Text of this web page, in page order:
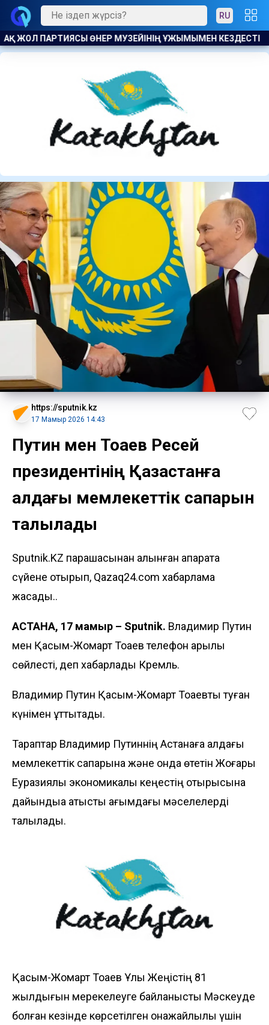
RU
ТҮРКИЯ ӨЗ КЕМЕЛЕРІНЕ ЖАСАЛҒАН УКРАИНА
https://sputnik.kz
17 Мамыр 2026 14:43
Путин мен Тоқаев Ресей
президентінің Қазақстанға
алдағы мемлекеттік сапарын
талқылады
Sputnik.KZ парақшасынан алынған ақпаратқа
сүйене отырып, Qazaq24.com хабарлама
жасады..
АСТАНА, 17 мамыр – Sputnik. Владимир Путин
мен Қасым-Жомарт Тоқаев телефон арқылы
сөйлесті, деп хабарлады Кремль.
Владимир Путин Қасым-Жомарт Тоқаевты туған
күнімен құттықтады.
Тараптар Владимир Путиннің Астанаға алдағы
мемлекеттік сапарына және онда өтетін Жоғары
Еуразиялық экономикалық кеңестің отырысына
дайындыққа қатысты ағымдағы мәселелерді
талқылады.
Қасым-Жомарт Тоқаев Ұлы Жеңістің 81
жылдығын мерекелеуге байланысты Мәскеуде
болған кезінде көрсетілген қонақжайлылық үшін